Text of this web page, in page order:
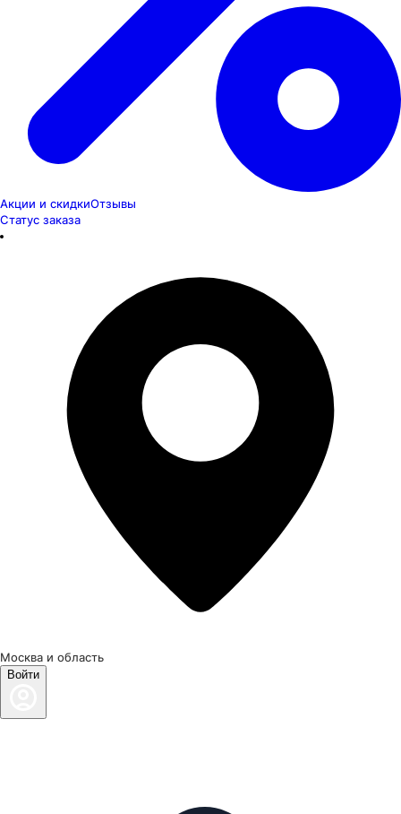
Акции и скидкиОтзывы
Статус заказа
Москва и область
Войти